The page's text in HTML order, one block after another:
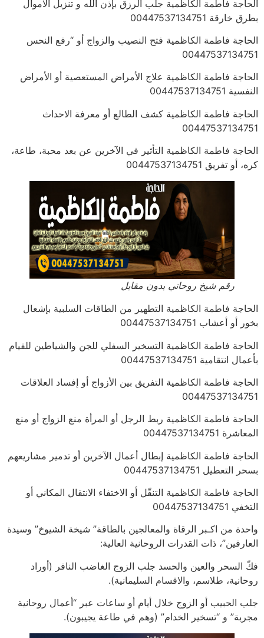
الحاجة فاطمة الكاظمية جلب الرزق بإذن الله و تنزيل الاموال
بطرق خارقة 00447537134751
الحاجة فاطمة الكاظمية فتح النصيب والزواج أو “رفع النحس
00447537134751
الحاجة فاطمة الكاظمية علاج الأمراض المستعصية أو الأمراض
النفسية 00447537134751
الحاجة فاطمة الكاظمية كشف الطالع أو معرفة الاحداث
00447537134751
الحاجة فاطمة الكاظمية التأثير في الآخرين عن بعد محبة، طاعة،
كره، أو تفريق 00447537134751
رقم شيخ روحاني بدون مقابل
الحاجة فاطمة الكاظمية التطهير من الطاقات السلبية بإشعال
بخور أو أعشاب 00447537134751
الحاجة فاطمة الكاظمية التسخير السفلي للجن والشياطين للقيام
بأعمال انتقامية 00447537134751
الحاجة فاطمة الكاظمية التفريق بين الأزواج أو إفساد العلاقات
00447537134751
الحاجة فاطمة الكاظمية ربط الرجل أو المرأة منع الزواج أو منع
المعاشرة 00447537134751
الحاجة فاطمة الكاظمية إبطال أعمال الآخرين أو تدمير مشاريعهم
بسحر التعطيل 00447537134751
الحاجة فاطمة الكاظمية التنقّل أو الاختفاء الانتقال المكاني أو
التخفي 00447537134751
واحدة من اكـبر الرقاة والمعالجين بالطاقة” شيخة الشيوخ” وسيدة
العارفين”، ذات القدرات الروحانية العالية:
فكّ السحر والعين والحسد جلب الزوج الغاضب النافر (أوراد
روحانية، طلاسم، والاقسام السليمانية).
جلب الحبيب أو الزوج خلال أيام أو ساعات عبر “أعمال روحانية
مجربة” و “تسخير الخدام” (وهم في طاعة يجيبون).